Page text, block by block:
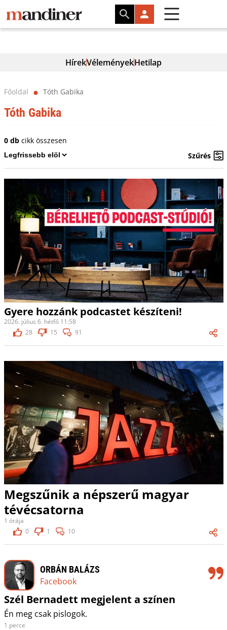
HírekVéleményekHetilap
Főoldal ⬤ Tóth Gabika
Tóth Gabika
0 dbcikk összesen
Szűrés
Gyere hozzánk podcastet készíteni!
2026. július 6. hétfő 11:58
28
15 91
Megszűnik a népszerű magyar
tévécsatorna
1 órája
0
1 10
ORBÁN BALÁZS
Facebook
Szél Bernadett megjelent a színen
Én meg csak pislogok.
1 perce